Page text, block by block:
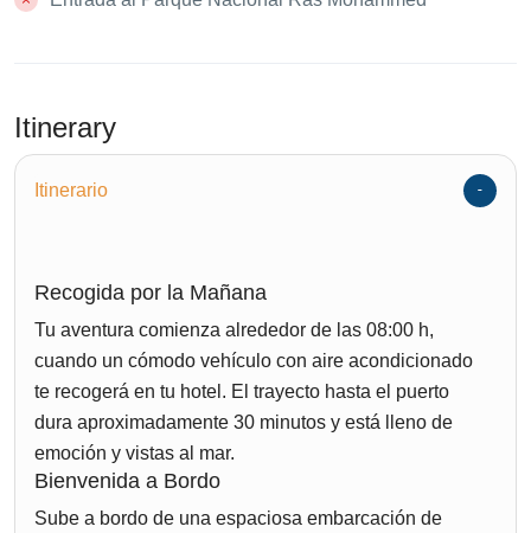
Itinerary
Itinerario
Recogida por la Mañana
Tu aventura comienza alrededor de las 08:00 h,
cuando un cómodo vehículo con aire acondicionado
te recogerá en tu hotel. El trayecto hasta el puerto
dura aproximadamente 30 minutos y está lleno de
emoción y vistas al mar.
Bienvenida a Bordo
Sube a bordo de una espaciosa embarcación de